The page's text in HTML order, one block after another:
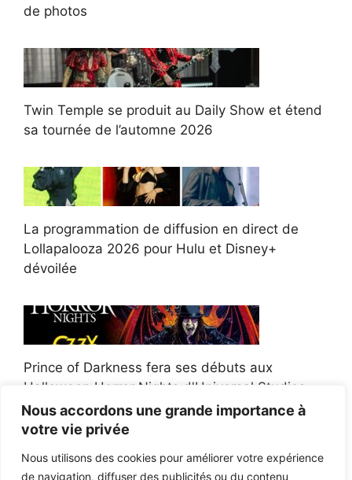
Nous accordons une grande importance à
votre vie privée
Nous utilisons des cookies pour améliorer votre expérience
de navigation, diffuser des publicités ou du contenu
de photos
Twin Temple se produit au Daily Show et étend
sa tournée de l’automne 2026
La programmation de diffusion en direct de
Lollapalooza 2026 pour Hulu et Disney+
dévoilée
Prince of Darkness fera ses débuts aux
Halloween Horror Nights d'Universal Studios